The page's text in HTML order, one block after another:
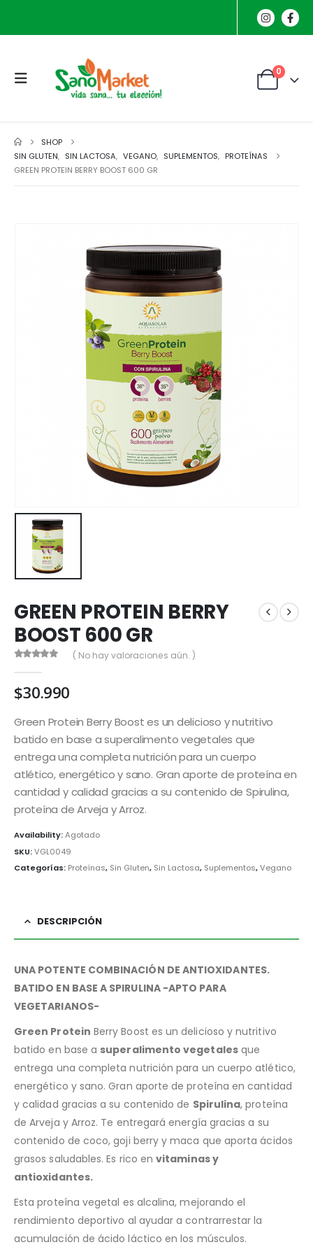
0
SHOP
SIN GLUTEN, SIN LACTOSA, VEGANO, SUPLEMENTOS, PROTEÍNAS
GREEN PROTEIN BERRY BOOST 600 GR
GREEN PROTEIN BERRY
BOOST 600 GR
( No hay valoraciones aún. )
$30.990
Green Protein Berry Boost es un delicioso y nutritivo
batido en base a superalimento vegetales que
entrega una completa nutrición para un cuerpo
atlético, energético y sano. Gran aporte de proteína en
cantidad y calidad gracias a su contenido de Spirulina,
proteína de Arveja y Arroz.
Availability:Agotado
SKU:VGL0049
Categorías: Proteínas, Sin Gluten, Sin Lactosa, Suplementos,Vegano
DESCRIPCIÓN
UNA POTENTE COMBINACIÓN DE ANTIOXIDANTES.
BATIDO EN BASE A SPIRULINA -APTO PARA
VEGETARIANOS-
Green Protein Berry Boost es un delicioso y nutritivo
batido en base a superalimento vegetalesque
entrega una completa nutrición para un cuerpo atlético,
energético y sano. Gran aporte de proteína en cantidad
y calidad gracias a su contenido de Spirulina, proteína
de Arveja y Arroz. Te entregará energía gracias a su
contenido de coco, goji berry y maca que aporta ácidos
grasos saludables. Es rico envitaminas y
antioxidantes.
Esta proteína vegetal es alcalina, mejorando el
rendimiento deportivo al ayudar a contrarrestar la
acumulación de ácido láctico en los músculos.